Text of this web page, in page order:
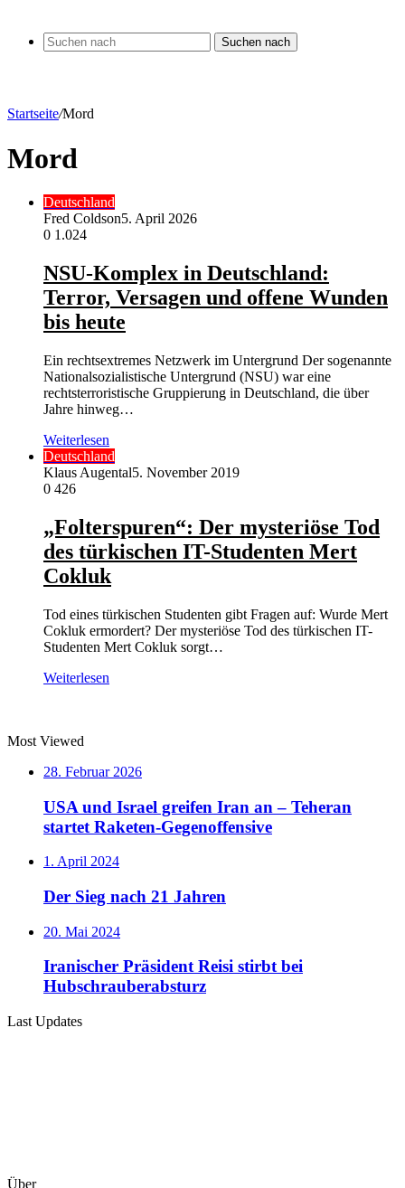
Suchen nach
Startseite/Mord
Mord
Deutschland
Fred Coldson5. April 2026
0 1.024
NSU-Komplex in Deutschland:
Terror, Versagen und offene Wunden
bis heute
Ein rechtsextremes Netzwerk im Untergrund Der sogenannte
Nationalsozialistische Untergrund (NSU) war eine
rechtsterroristische Gruppierung in Deutschland, die über
Jahre hinweg…
Weiterlesen
Deutschland
Klaus Augental5. November 2019
0 426
„Folterspuren“: Der mysteriöse Tod
des türkischen IT-Studenten Mert
Cokluk
Tod eines türkischen Studenten gibt Fragen auf: Wurde Mert
Cokluk ermordert? Der mysteriöse Tod des türkischen IT-
Studenten Mert Cokluk sorgt…
Weiterlesen
Most Viewed
28. Februar 2026
USA und Israel greifen Iran an – Teheran
startet Raketen-Gegenoffensive
1. April 2024
Der Sieg nach 21 Jahren
20. Mai 2024
Iranischer Präsident Reisi stirbt bei
Hubschrauberabsturz
Last Updates
Über